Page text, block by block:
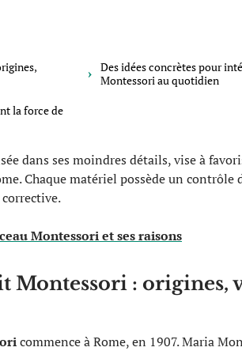
la force de
Des idées concrètes pour
Montessori au quotidien
dans ses moindres détails, vise à
Chaque matériel possède un contrôle
Montessori et ses raisons
Montessori : origines,
commence à Rome, en 1907. Maria